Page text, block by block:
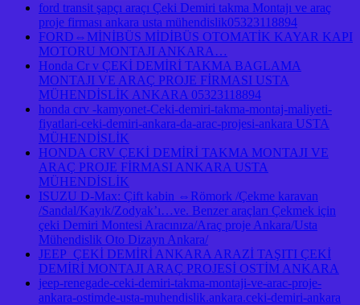
ford transit şapçı araçı Çeki Demiri takma Montajı ve araç
proje firması ankara usta mühendislik05323118894
FORD⇔MİNİBÜS MİDİBÜS OTOMATİK KAYAR KAPI
MOTORU MONTAJI ANKARA…
Honda Cr v ÇEKİ DEMİRİ TAKMA BAGLAMA
MONTAJI VE ARAÇ PROJE FİRMASI USTA
MÜHENDİSLİK ANKARA 05323118894
honda crv -kamyonet-Ceki-demiri-takma-montaj-maliyeti-
fiyatlari-ceki-demiri-ankara-da-arac-projesi-ankara USTA
MÜHENDİSLİK
HONDA CRV ÇEKİ DEMİRİ TAKMA MONTAJI VE
ARAÇ PROJE FİRMASI ANKARA USTA
MÜHENDİSLİK
ISUZU D-Max: Çift kabin ⇔Römork /Çekme karavan
/Sandal/Kayık/Zodyak’ı…ve. Benzer araçları Çekmek için
çeki Demiri Montesi Aracınıza/Araç proje Ankara/Usta
Mühendislik Oto Dizayn Ankara/
JEEP ÇEKİ DEMİRİ ANKARA ARAZİ TAŞITI ÇEKİ
DEMİRİ MONTAJI ARAÇ PROJESİ OSTİM ANKARA
jeep-renegade-ceki-demiri-takma-montaji-ve-arac-proje-
ankara-ostimde-usta-muhendislik.ankara.ceki-demiri-ankara